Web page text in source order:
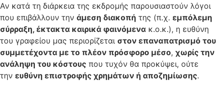
Αν κατά τη διάρκεια της εκδρομής παρουσιαστούν λόγοι
που επιβάλλουν την άμεση διακοπή της (π.χ. εμπόλεμη
σύρραξη, έκτακτα καιρικά φαινόμενα κ.ο.κ.), η ευθύνη
του γραφείου μας περιορίζεται στον επαναπατρισμό του
συμμετέχοντα με το πλέον πρόσφορο μέσο, χωρίς την
ανάληψη του κόστους που τυχόν θα προκύψει, ούτε
την ευθύνη επιστροφής χρημάτων ή αποζημίωσης.